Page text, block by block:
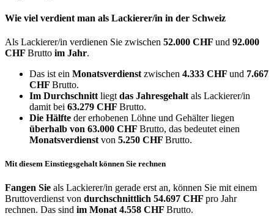
Wie viel verdient man als Lackierer/in in der Schweiz
Als Lackierer/in verdienen Sie zwischen 52.000 CHF und 92.000
CHF Brutto im Jahr.
Das ist ein Monatsverdienst zwischen 4.333 CHF und 7.667
CHF Brutto.
Im Durchschnitt liegt das Jahresgehalt als Lackierer/in
damit bei 63.279 CHF Brutto.
Die Hälfte der erhobenen Löhne und Gehälter liegen
überhalb von 63.000 CHF Brutto, das bedeutet einen
Monatsverdienst von 5.250 CHF Brutto.
Mit diesem Einstiegsgehalt können Sie rechnen
Fangen Sie als Lackierer/in gerade erst an, können Sie mit einem
Bruttoverdienst von durchschnittlich 54.697 CHF pro Jahr
rechnen. Das sind im Monat 4.558 CHF Brutto.